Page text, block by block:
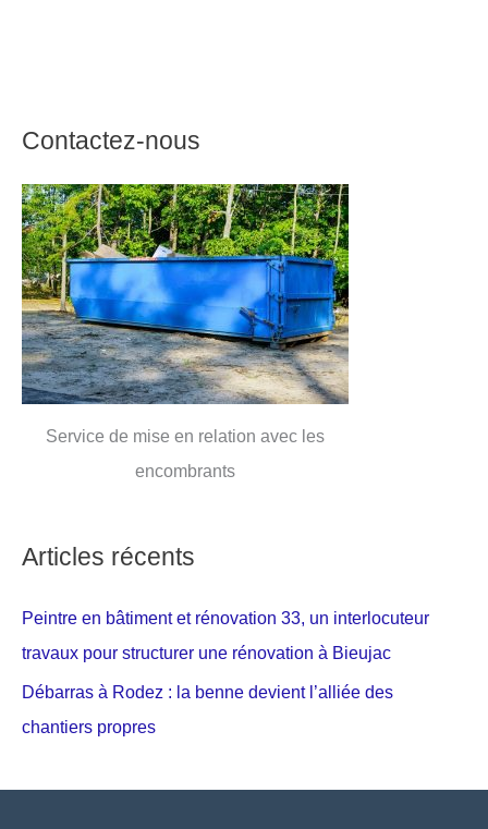
Contactez-nous
Service de mise en relation avec les
encombrants
Articles récents
Peintre en bâtiment et rénovation 33, un interlocuteur
travaux pour structurer une rénovation à Bieujac
Débarras à Rodez : la benne devient l’alliée des
chantiers propres